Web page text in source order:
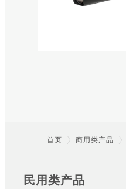
首页 商用类产品
Sitemap
民用类产品